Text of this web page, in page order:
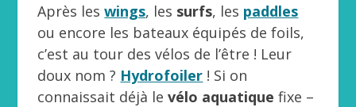
Après leswings, les surfs, les paddles
ou encore les bateaux équipés de foils,
c’est au tour des vélos de l’être ! Leur
doux nom ? Hydrofoiler ! Si on
connaissait déjà levélo aquatique fixe –